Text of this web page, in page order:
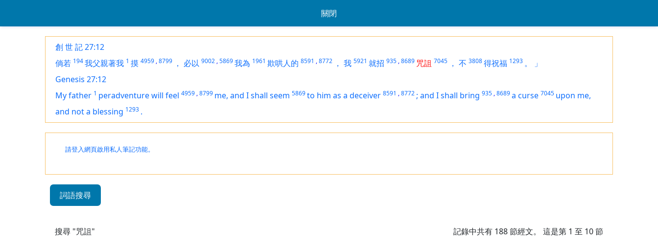
關閉
創 世 記 27:12
倘若 194我父親著我 1 摸 4959 ,8799 ， 必以 9002 ,5869我為 1961 欺哄人的 8591 ,8772 ， 我 5921 就招 935 ,8689 咒詛 7045 ， 不 3808得祝福 1293 。
」
Genesis 27:12
My father 1 peradventure will feel 4959 ,8799 me, and I shall seem 5869to him as a deceiver 8591 ,8772 ; and I shall bring 935 ,8689a curse 7045 upon me,
and not a blessing 1293 .
請登入網頁啟用私人筆記功能。
詞語搜尋
搜尋 "咒詛" 記錄中共有 188節經文。 這是第 1 至 10 節